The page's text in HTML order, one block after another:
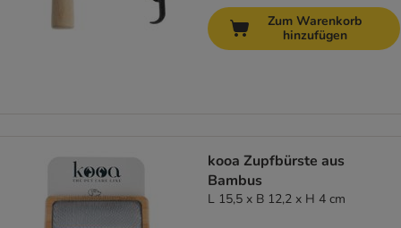
Zum Warenkorb
hinzufügen
kooa Zupfbürste aus
Bambus
L 15,5 x B 12,2 x H 4 cm